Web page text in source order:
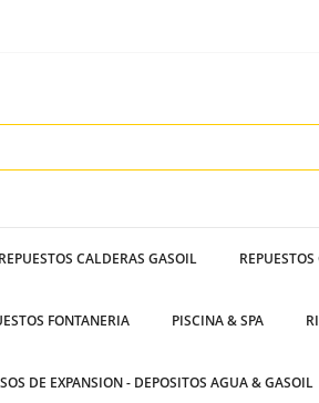
REPUESTOS CALDERAS GASOIL
FONTANERIA PISCINA & SPA
DE EXPANSION - DEPOSITOS AGUA & GASOIL